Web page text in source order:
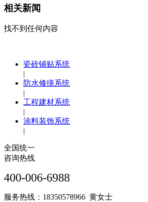
相关新闻
找不到任何内容
瓷砖铺贴系统
|
防水修缮系统
|
工程建材系统
|
涂料装饰系统
|
全国统一
咨询热线
400-006-6988
服务热线：18350578966 黄女士